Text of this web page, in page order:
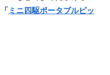
「 ミニ四駆ポータブルピッ